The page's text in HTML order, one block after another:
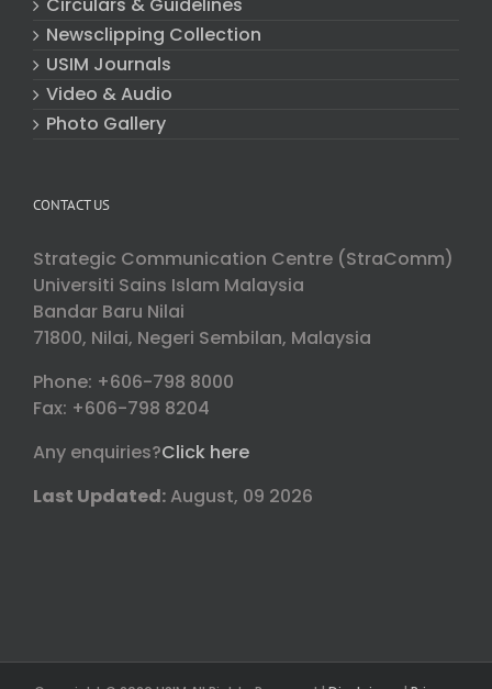
Newsclipping Collection
USIM Journals
Video & Audio
Photo Gallery
CONTACT US
Strategic Communication Centre (StraComm)
Universiti Sains Islam Malaysia
Bandar Baru Nilai
71800, Nilai, Negeri Sembilan, Malaysia
Phone: +606-798 8000
Fax: +606-798 8204
Any enquiries?Click here
Last Updated: August, 09 2026